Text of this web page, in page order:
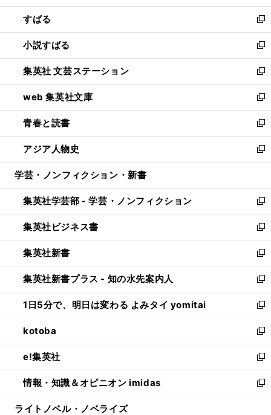
開
く
ウ
で
開
く
ン
ド
ウ
で
開
く
すばる
新
し
い
ウ
ィ
ン
ド
ウ
で
開
く
小説すばる
新
し
い
ウ
ィ
ン
ド
ウ
で
開
集英社 文芸ステーション
新
し
い
ウ
ィ
ン
ド
ウ
開
く
web 集英社文庫
新
し
い
ウ
ィ
ン
ウ
で
開
く
青春と読書
新
し
い
ウ
ン
ド
ウ
で
開
く
アジア人物史
新
し
ウ
ィ
ン
ド
ウ
で
開
く
学芸・ノンフィクション・新書
集英社学芸部 - 学芸・ノンフィクション
新
し
い
ウ
ィ
ン
ド
ウ
で
開
く
集英社ビジネス書
新
し
い
ウ
ィ
ン
ド
ウ
で
開
く
集英社新書
新
し
い
ウ
ィ
ン
ド
ウ
で
開
く
集英社新書プラス - 知の水先案内人
新
し
い
ウ
ィ
ン
ド
ウ
で
開
1日5分で、明日は変わる よみタイ yomitai
新
し
い
ウ
ィ
ン
ド
ウ
kotoba
新
し
い
ウ
ィ
ン
e!集英社
新
し
い
ウ
情報・知識＆オピニオン imidas
新
し
ライトノベル・ノベライズ